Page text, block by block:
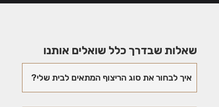
שאלות שבדרך כלל שואלים אותנו
איך לבחור את סוג הריצוף המתאים לבית שלי?